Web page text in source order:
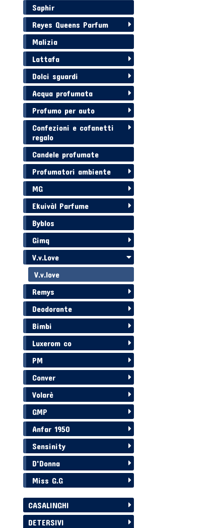
Saphir
Reyes Queens Parfum
Malizia
Lattafa
Dolci sguardi
Acqua profumata
Profumo per auto
Confezioni e cofanetti
regalo
Candele profumate
Profumatori ambiente
MG
Ekuivàl Parfume
Byblos
Gimq
V.v.Love
V.v.love
Remys
Deodorante
Bimbi
Luxerom co
PM
Conver
Volarè
GMP
Anfar 1950
Sensinity
D'Donna
Miss G.G
CASALINGHI
DETERSIVI